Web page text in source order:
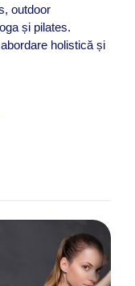
outdoor
și pilates.
holistică și